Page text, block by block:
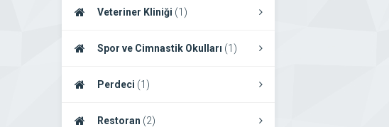
Veteriner Kliniği (1)
Spor ve Cimnastik Okulları (1)
Perdeci (1)
Restoran (2)